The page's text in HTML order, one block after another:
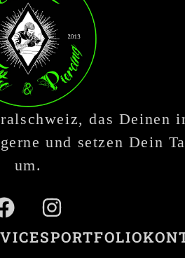
das
und setzen Dein
um.
PORTFOLIO